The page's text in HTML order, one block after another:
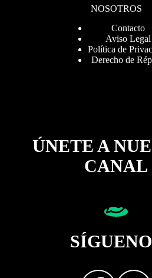
NOSOTROS
Contacto
Aviso Legal
Política de
Derecho de
ÚNETE A
CANAL